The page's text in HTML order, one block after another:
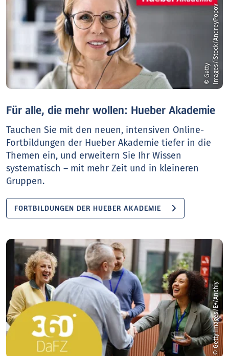
©
G
e
t
t
y
I
m
a
g
e
s
/
i
S
t
o
c
k
/
A
n
d
r
e
y
P
o
p
ov
Für alle, die mehr wollen: Hueber Akademie
Tauchen Sie mit den neuen, intensiven Online-
Fortbildungen der Hueber Akademie tiefer in die
Themen ein, und erweitern Sie Ihr Wissen
systematisch – mit mehr Zeit und in kleineren
Gruppen.
FORTBILDUNGEN DER HUEBER AKADEMIE
© Getty Images/E+/Anchiy